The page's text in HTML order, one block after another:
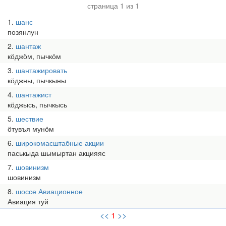
страница 1 из 1
1 шанс
позянлун
2 шантаж
кӧджӧм, пычкӧм
3 шантажировать
кӧджны, пычкыны
4 шантажист
кӧджысь, пычкысь
5 шествие
ӧтувъя мунӧм
6 широкомасштабные акции
паськыда шымыртан акцияяс
7 шовинизм
шовинизм
8 шоссе Авиационное
Авиация туй
<< 1 >>